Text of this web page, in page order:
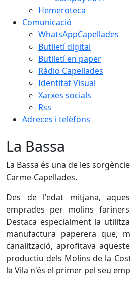
Hemeroteca
Comunicació
WhatsAppCapellades
Butlletí digital
Butlletí en paper
Ràdio Capellades
Identitat Visual
Xarxes socials
Rss
Adreces i telèfons
La Bassa
La Bassa és una de les
Carme-Capellades.
Des de l'edat mitjana,
emprades per molins
Destaca especialment la
manufactura paperera que,
canalització, aprofitava
productiu dels Molins de la
la Vila n'és el primer pel seu